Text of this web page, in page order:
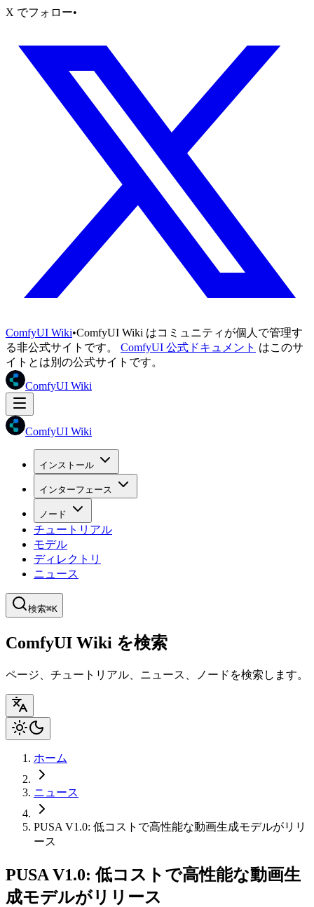
X でフォロー•
ComfyUI Wiki•ComfyUI Wiki はコミュニティが個人で管理す
る非公式サイトです。
ComfyUI 公式ドキュメント はこのサ
イトとは別の公式サイトです。
ComfyUI Wiki
ComfyUI Wiki
インストール
インターフェース
ノード
チュートリアル
モデル
ディレクトリ
ニュース
検索⌘K
ComfyUI Wiki を検索
ページ、チュートリアル、ニュース、ノードを検索します。
ホーム
ニュース
PUSA V1.0: 低コストで高性能な動画生成モデルがリリ
ース
PUSA V1.0: 低コストで高性能な動画生
成モデルがリリース